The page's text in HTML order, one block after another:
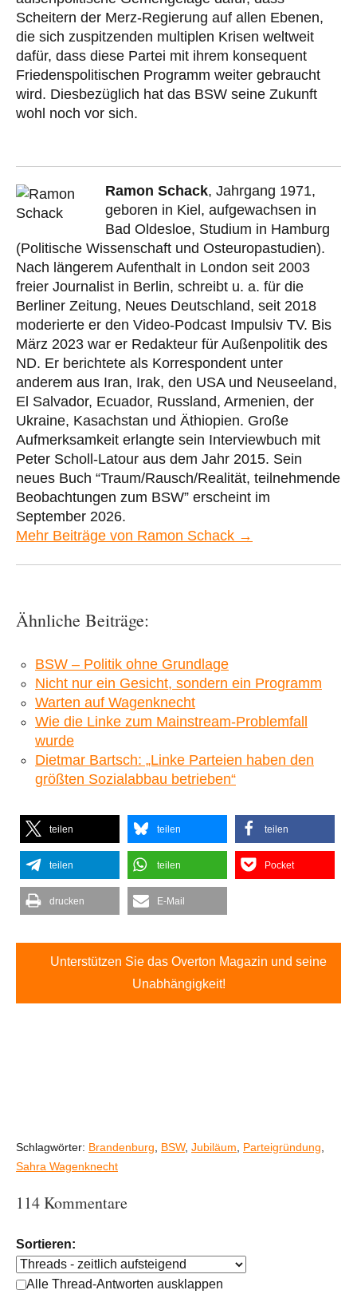
Scheitern der Merz-Regierung auf allen Ebenen,
die sich zuspitzenden multiplen Krisen weltweit
dafür, dass diese Partei mit ihrem konsequent
Friedenspolitischen Programm weiter gebraucht
wird. Diesbezüglich hat das BSW seine Zukunft
wohl noch vor sich.
Ramon Schack, Jahrgang 1971,
geboren in Kiel, aufgewachsen in
Bad Oldesloe, Studium in Hamburg
(Politische Wissenschaft und Osteuropastudien).
Nach längerem Aufenthalt in London seit 2003
freier Journalist in Berlin, schreibt u. a. für die
Berliner Zeitung, Neues Deutschland, seit 2018
moderierte er den Video-Podcast Impulsiv TV. Bis
März 2023 war er Redakteur für Außenpolitik des
ND. Er berichtete als Korrespondent unter
anderem aus Iran, Irak, den USA und Neuseeland,
El Salvador, Ecuador, Russland, Armenien, der
Ukraine, Kasachstan und Äthiopien. Große
Aufmerksamkeit erlangte sein Interviewbuch mit
Peter Scholl-Latour aus dem Jahr 2015. Sein
neues Buch “Traum/Rausch/Realität, teilnehmende
Beobachtungen zum BSW” erscheint im
September 2026.
Mehr Beiträge von Ramon Schack →
Ähnliche Beiträge:
BSW – Politik ohne Grundlage
Nicht nur ein Gesicht, sondern ein Programm
Warten auf Wagenknecht
Wie die Linke zum Mainstream-Problemfall
wurde
Dietmar Bartsch: „Linke Parteien haben den
größten Sozialabbau betrieben“
teilen teilen teilen
teilen teilen Pocket
drucken E-Mail
Unterstützen Sie das Overton Magazin und seine
Unabhängigkeit!
Schlagwörter: Brandenburg, BSW, Jubiläum, Parteigründung,
Sahra Wagenknecht
114 Kommentare
Sortieren:
Alle Thread-Antworten ausklappen